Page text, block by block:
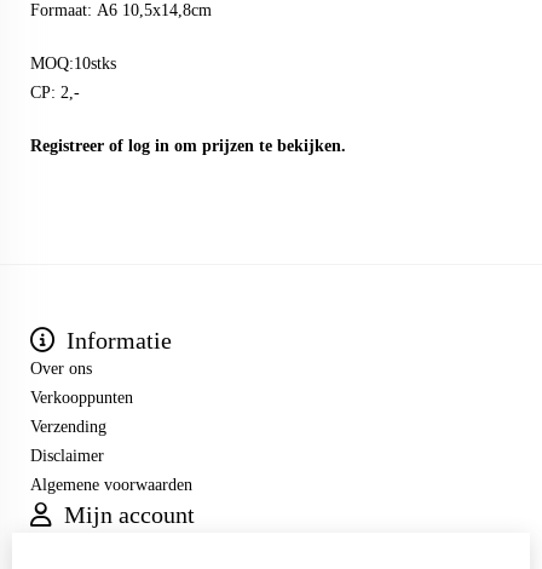
Formaat: A6 10,5x14,8cm
MOQ:10stks
CP: 2,-
Registreer of log in om prijzen te bekijken.
Informatie
Over ons
Verkooppunten
Verzending
Disclaimer
Algemene voorwaarden
Mijn account